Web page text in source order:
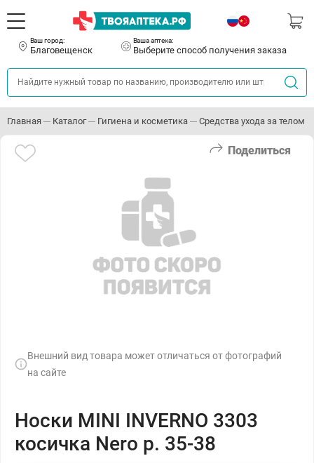
Ваш город:
Благовещенск
Ваша аптека:
Выберите способ получения заказа
Главная Каталог Гигиена и косметика Средства ухода за телом
Поделиться
Внешний вид товара может отличаться от фотографий
на сайте
Носки MINI INVERNO 3303
косичка Nero р. 35-38